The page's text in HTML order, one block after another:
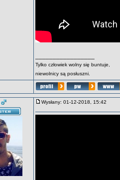
Tylko człowiek wolny się buntuje,
niewolnicy są posłuszni.
Wysłany: 01-12-2018, 15:42